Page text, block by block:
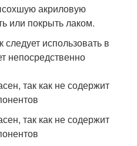
акриловую
или покрыть лаком.
использовать в
непосредственно
так как не содержит
так как не содержит